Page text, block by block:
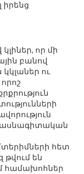
որ մի
բանով
կկլաներ ու
հետ
թվում են
համախոհներ